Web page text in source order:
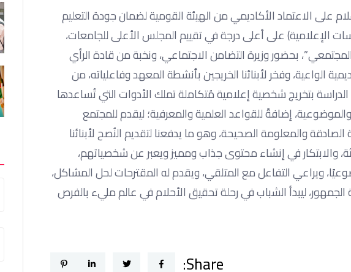
على الاعتماد الأكاديمي من الهيئة القومية لضمان جودة التعليم
الإعلامية) على أعلى درجة في تقييم المجلس الأعلى للجامعات،
بحضور وزيرة التضامن الاجتماعي، ونخبة من قادة الرأي
الواعية، وفخر لأبنائنا الخريجين بأنشطة المعهد وفاعلياته، من
بتخريج شخصية إعلامية مُتكاملة تملك الأدوات التي تُساعدها
إضافةً للقواعد العلمية والمعرفية؛ ليقدم للمجتمع
والمعلومة الصحيحة، وهو ما يدفعنا لتقديم النُصح لأبنائنا
والابتكار في إنشاء محتوى جذاب ومميز ويعبر عن شخصياتهم،
ويراعي التفاعل مع المتلقي، ويقدم له المقترحات لحل المشاكل،
ليبدأ الشباب في رحلة تحقيق الأحلام في عالم مليء بالفرص
Share: